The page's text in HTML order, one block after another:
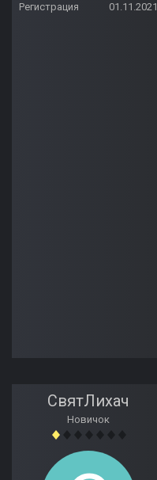
Регистрация
01.11.2021
СвятЛихач
Новичок